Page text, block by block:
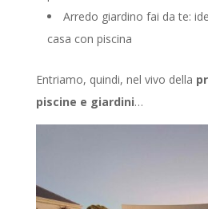
Arredo giardino fai da te:
casa con piscina
Entriamo, quindi, nel vivo della
piscine e giardini…